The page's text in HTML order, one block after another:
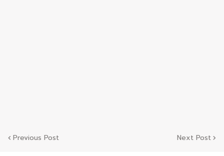
Previous Post Next Post